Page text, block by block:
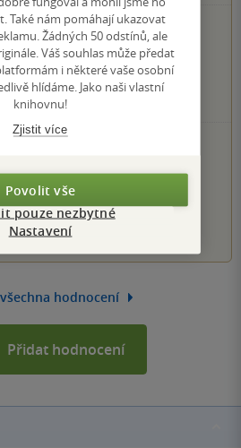
0×
5 hvězdiček
0×
4 hvězdičky
0×
3 hvězdičky
0×
2 hvězdičky
1 hvezdička
knihkupců: 0.0 z 5
2 3 4 5
hodnocení
Přidat hodnocení
Také nám pomáhají ukazovat
Žádných 50 odstínů, ale
Váš souhlas může předat
i některé vaše osobní
hlídáme. Jako naši vlastní
knihovnu!
Zjistit více
Povolit vše
pouze nezbytné
Nastavení